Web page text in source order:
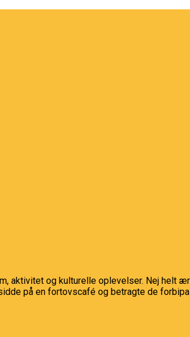
aktivitet og kulturelle oplevelser. Nej
på en fortovscafé og betragte de